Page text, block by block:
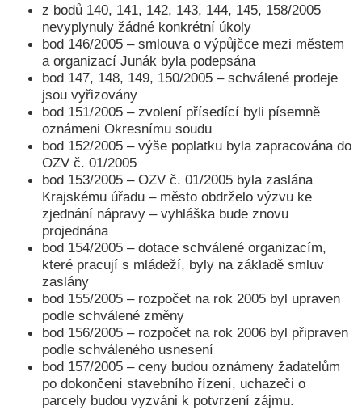
z bodů 140, 141, 142, 143, 144, 145, 158/2005
nevyplynuly žádné konkrétní úkoly
bod 146/2005 – smlouva o výpůjčce mezi městem
a organizací Junák byla podepsána
bod 147, 148, 149, 150/2005 – schválené prodeje
jsou vyřizovány
bod 151/2005 – zvolení přísedící byli písemně
oznámeni Okresnímu soudu
bod 152/2005 – výše poplatku byla zapracována do
OZV č. 01/2005
bod 153/2005 – OZV č. 01/2005 byla zaslána
Krajskému úřadu – město obdrželo výzvu ke
zjednání nápravy – vyhláška bude znovu
projednána
bod 154/2005 – dotace schválené organizacím,
které pracují s mládeží, byly na základě smluv
zaslány
bod 155/2005 – rozpočet na rok 2005 byl upraven
podle schválené změny
bod 156/2005 – rozpočet na rok 2006 byl připraven
podle schváleného usnesení
bod 157/2005 – ceny budou oznámeny žadatelům
po dokončení stavebního řízení, uchazeči o
parcely budou vyzváni k potvrzení zájmu.